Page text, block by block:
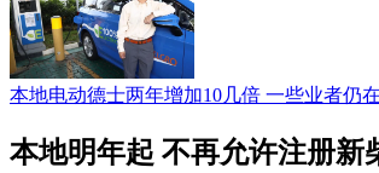
本地电动德士两年增加10几倍 一些业者仍
本地明年起 不再允许注册新